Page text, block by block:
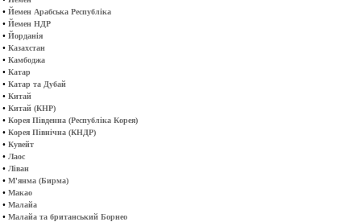
• Йемен Арабська Республіка
• Йемен НДР
• Йорданія
• Казахстан
• Камбоджа
• Катар
• Катар та Дубай
• Китай
• Китай (КНР)
• Корея Південна (Республіка Корея)
• Корея Північна (КНДР)
• Кувейт
• Лаос
• Ліван
• М'янма (Бирма)
• Макао
• Малайа
• Малайа та британський Борнео